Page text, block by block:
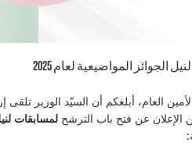
الجوائز المواضيعية لعام 2025
العام، أبلغكم أن السيّد الوزير
الإعلان عن فتح باب الترشح لمسابقات لنيل